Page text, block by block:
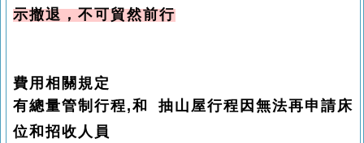
示撤退 ， 不可貿然前行
費用相關規定
有總量管制行程,和 抽山屋行程因無法再申請床
位和招收人員